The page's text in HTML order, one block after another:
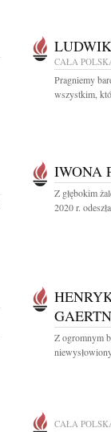
CAŁA
Pragniemy
wszystkim,
IWONA
Z głębokim
2020 r.
Z ogromnym
CAŁA